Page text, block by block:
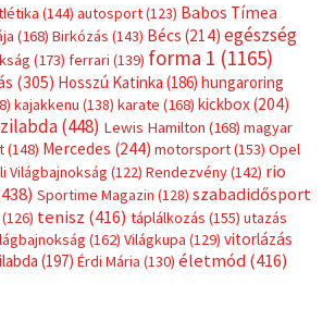
(144) autosport(123) Babos Tímea
(168) Birkózás (143) Bécs (214) egészség
(173) ferrari (139) forma 1 (1165)
(305) Hosszú Katinka (186) hungaroring
kajakkenu (138) karate (168) kickbox(204)
(448) Lewis Hamilton (168) magyar
(148) Mercedes (244) motorsport(153) Opel
Világbajnokság (122) Rendezvény(142) rio
Sportime Magazin (128) szabadidősport
(126) tenisz (416) táplálkozás (155) utazás
(162) Világkupa (129) vitorlázás
(197) Érdi Mária (130) életmód(416)